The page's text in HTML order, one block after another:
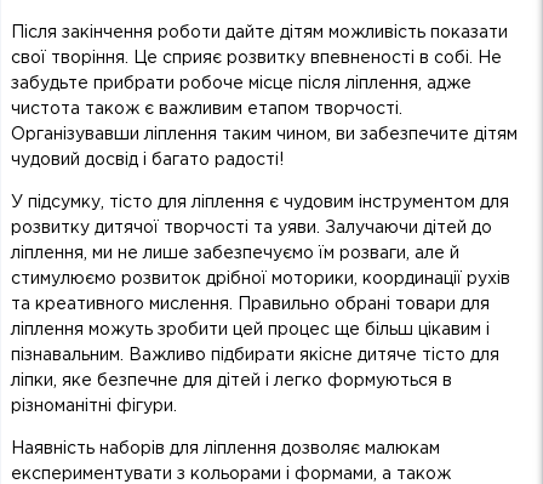
Після закінчення роботи дайте дітям можливість показати
свої творіння. Це сприяє розвитку впевненості в собі. Не
забудьте прибрати робоче місце після ліплення, адже
чистота також є важливим етапом творчості.
Організувавши ліплення таким чином, ви забезпечите дітям
чудовий досвід і багато радості!
У підсумку, тісто для ліплення є чудовим інструментом для
розвитку дитячої творчості та уяви. Залучаючи дітей до
ліплення, ми не лише забезпечуємо їм розваги, але й
стимулюємо розвиток дрібної моторики, координації рухів
та креативного мислення. Правильно обрані товари для
ліплення можуть зробити цей процес ще більш цікавим і
пізнавальним. Важливо підбирати якісне дитяче тісто для
ліпки, яке безпечне для дітей і легко формуються в
різноманітні фігури.
Наявність наборів для ліплення дозволяє малюкам
експериментувати з кольорами і формами, а також